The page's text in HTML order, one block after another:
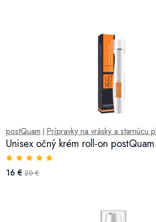
postQuam | Prípravky na vrásky a starnúcu
Unisex očný krém roll-on
16 € 20 €